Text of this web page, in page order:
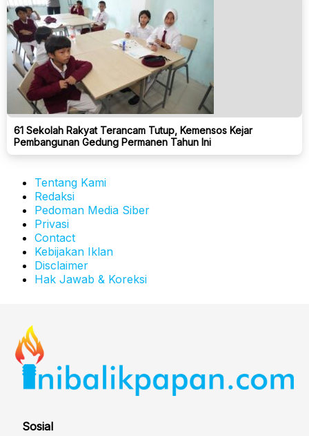
61 Sekolah Rakyat Terancam Tutup, Kemensos Kejar
Pembangunan Gedung Permanen Tahun Ini
Tentang Kami
Redaksi
Pedoman Media Siber
Privasi
Contact
Kebijakan Iklan
Disclaimer
Hak Jawab & Koreksi
Sosial